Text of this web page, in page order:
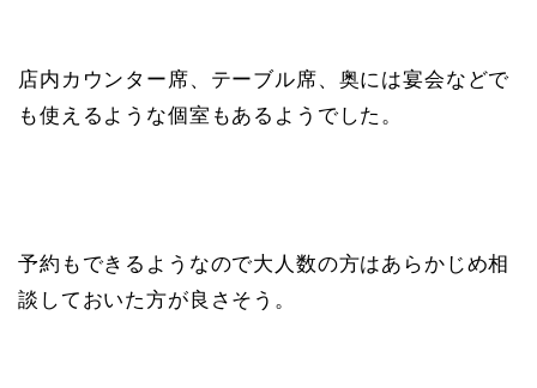
店内カウンター席、テーブル席、奥には宴会などで
も使えるような個室もあるようでした。
予約もできるようなので大人数の方はあらかじめ相
談しておいた方が良さそう。